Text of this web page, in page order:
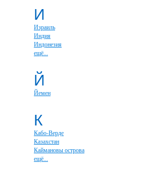
И
Израиль
Индия
Индонезия
ещё...
Й
Йемен
К
Кабо-Верде
Казахстан
Каймановы острова
ещё...